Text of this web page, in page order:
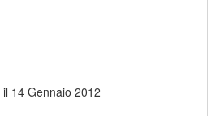
il 14 Gennaio 2012